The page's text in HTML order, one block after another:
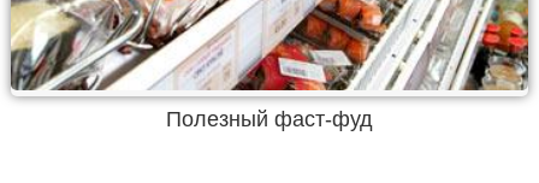
Полезный фаст-фуд